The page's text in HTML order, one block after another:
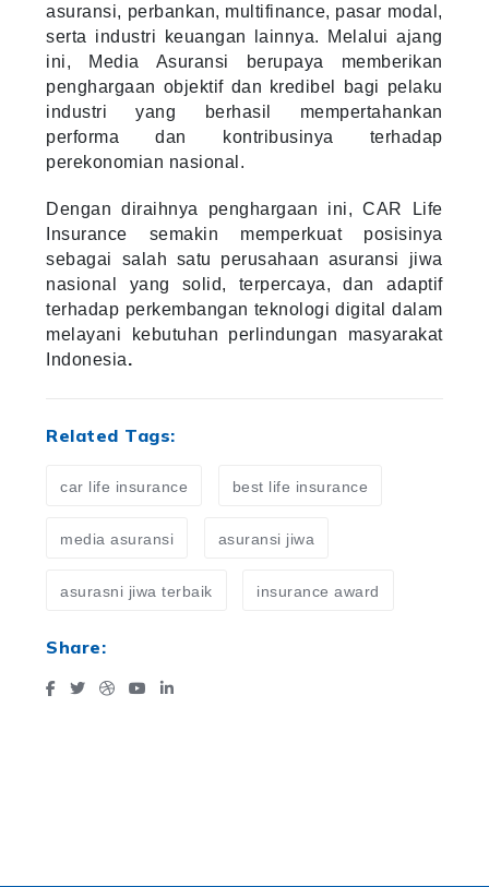
asuransi, perbankan, multifinance, pasar modal,
serta industri keuangan lainnya. Melalui ajang
ini, Media Asuransi berupaya memberikan
penghargaan objektif dan kredibel bagi pelaku
industri yang berhasil mempertahankan
performa dan kontribusinya terhadap
perekonomian nasional.
Dengan diraihnya penghargaan ini, CAR Life
Insurance semakin memperkuat posisinya
sebagai salah satu perusahaan asuransi jiwa
nasional yang solid, terpercaya, dan adaptif
terhadap perkembangan teknologi digital dalam
melayani kebutuhan perlindungan masyarakat
Indonesia.
Related Tags:
car life insurance best life insurance
media asuransi asuransi jiwa
asurasni jiwa terbaik insurance award
Share: